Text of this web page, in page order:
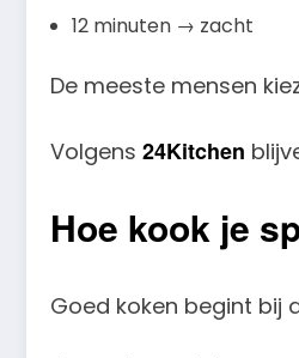
12 minuten → zacht
De meeste mensen
Volgens 24Kitchen
Hoe kook je
Goed koken begint bij